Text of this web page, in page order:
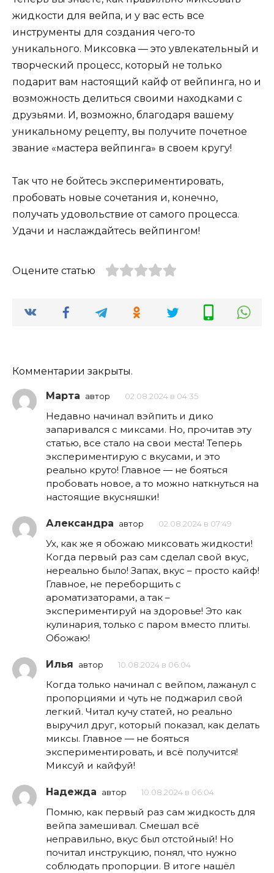
жидкости для вейпа, и у вас есть все
инструменты для создания чего-то
уникального. Миксовка — это увлекательный и
творческий процесс, который не только
подарит вам настоящий кайф от вейпинга, но и
возможность делиться своими находками с
друзьями. И, возможно, благодаря вашему
уникальному рецепту, вы получите почетное
звание «мастера вейпинга» в своем кругу!
Так что не бойтесь экспериментировать,
пробовать новые сочетания и, конечно,
получать удовольствие от самого процесса.
Удачи и наслаждайтесь вейпингом!
Оцените статью
Комментарии закрыты.
Марта автор 02.08.2024 в 04:35
Недавно начинал вэйпить и дико
запаривался с миксами. Но, прочитав эту
статью, все стало на свои места! Теперь
экспериментирую с вкусами, и это
реально круто! Главное — не бояться
пробовать новое, а то можно наткнуться на
настоящие вкусняшки!
Александра автор 02.08.2024 в 07:49
Ух, как же я обожаю миксовать жидкости!
Когда первый раз сам сделал свой вкус,
нереально было! Запах, вкус – просто кайф!
Главное, не переборщить с
ароматизаторами, а так –
экспериментируй на здоровье! Это как
кулинария, только с паром вместо плиты.
Обожаю!
Илья автор 10.08.2024 в 06:04
Когда только начинал с вейпом, лажанул с
пропорциями и чуть не поджарил свой
легкий. Читал кучу статей, но реально
выручил друг, который показал, как делать
миксы. Главное — не бояться
экспериментировать, и всё получится!
Миксуй и кайфуй!
Надежда автор 10.08.2024 в 06:04
Помню, как первый раз сам жидкость для
вейпа замешивал. Смешал всё
неправильно, вкус был отстойный! Но
почитал инструкцию, понял, что нужно
соблюдать пропорции. В итоге нашёл